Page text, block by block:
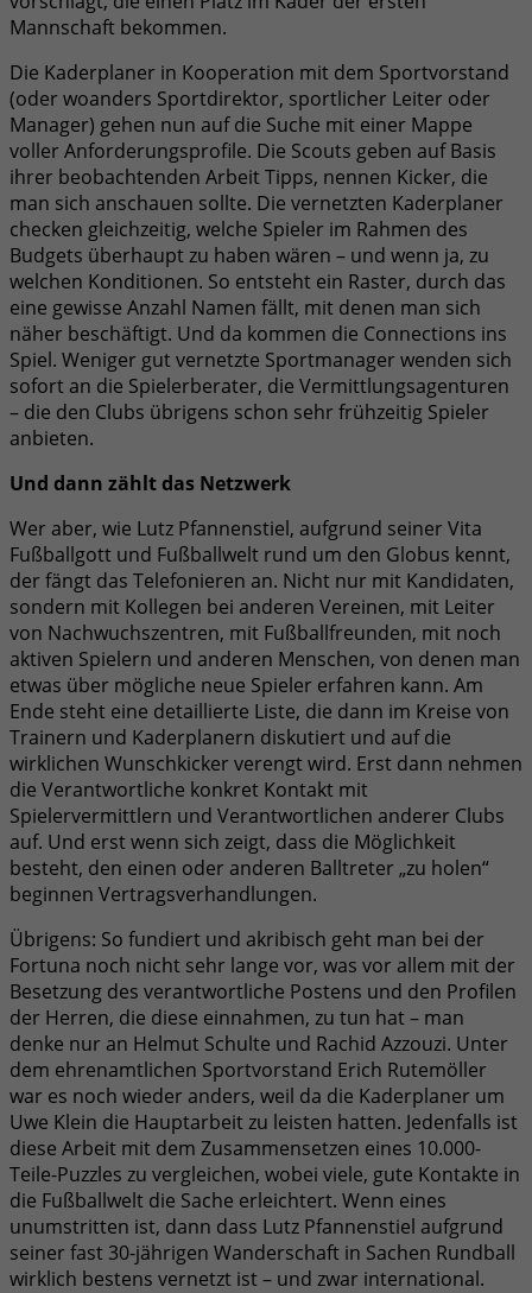
Mannschaft bekommen.
Die Kaderplaner in Kooperation mit dem Sportvorstand
(oder woanders Sportdirektor, sportlicher Leiter oder
Manager) gehen nun auf die Suche mit einer Mappe
voller Anforderungsprofile. Die Scouts geben auf Basis
ihrer beobachtenden Arbeit Tipps, nennen Kicker, die
man sich anschauen sollte. Die vernetzten Kaderplaner
checken gleichzeitig, welche Spieler im Rahmen des
Budgets überhaupt zu haben wären – und wenn ja, zu
welchen Konditionen. So entsteht ein Raster, durch das
eine gewisse Anzahl Namen fällt, mit denen man sich
näher beschäftigt. Und da kommen die Connections ins
Spiel. Weniger gut vernetzte Sportmanager wenden sich
sofort an die Spielerberater, die Vermittlungsagenturen
– die den Clubs übrigens schon sehr frühzeitig Spieler
anbieten.
Und dann zählt das Netzwerk
Wer aber, wie Lutz Pfannenstiel, aufgrund seiner Vita
Fußballgott und Fußballwelt rund um den Globus kennt,
der fängt das Telefonieren an. Nicht nur mit Kandidaten,
sondern mit Kollegen bei anderen Vereinen, mit Leiter
von Nachwuchszentren, mit Fußballfreunden, mit noch
aktiven Spielern und anderen Menschen, von denen man
etwas über mögliche neue Spieler erfahren kann. Am
Ende steht eine detaillierte Liste, die dann im Kreise von
Trainern und Kaderplanern diskutiert und auf die
wirklichen Wunschkicker verengt wird. Erst dann nehmen
die Verantwortliche konkret Kontakt mit
Spielervermittlern und Verantwortlichen anderer Clubs
auf. Und erst wenn sich zeigt, dass die Möglichkeit
besteht, den einen oder anderen Balltreter „zu holen“
beginnen Vertragsverhandlungen.
Übrigens: So fundiert und akribisch geht man bei der
Fortuna noch nicht sehr lange vor, was vor allem mit der
Besetzung des verantwortliche Postens und den Profilen
der Herren, die diese einnahmen, zu tun hat – man
denke nur an Helmut Schulte und Rachid Azzouzi. Unter
dem ehrenamtlichen Sportvorstand Erich Rutemöller
war es noch wieder anders, weil da die Kaderplaner um
Uwe Klein die Hauptarbeit zu leisten hatten. Jedenfalls ist
diese Arbeit mit dem Zusammensetzen eines 10.000-
Teile-Puzzles zu vergleichen, wobei viele, gute Kontakte in
die Fußballwelt die Sache erleichtert. Wenn eines
unumstritten ist, dann dass Lutz Pfannenstiel aufgrund
seiner fast 30-jährigen Wanderschaft in Sachen Rundball
wirklich bestens vernetzt ist – und zwar international.